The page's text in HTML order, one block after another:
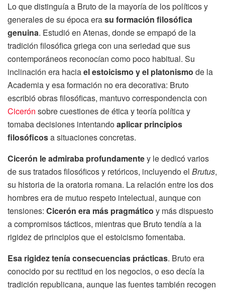
Lo que distinguía a Bruto de la mayoría de los políticos y
generales de su época erasu formación filosófica
genuina. Estudió en Atenas, donde se empapó de la
tradición filosófica griega con una seriedad que sus
contemporáneos reconocían como poco habitual. Su
inclinación era haciael estoicismo y el platonismo de la
Academia y esa formación no era decorativa: Bruto
escribió obras filosóficas, mantuvo correspondencia con
Cicerón sobre cuestiones de ética y teoría política y
tomaba decisiones intentandoaplicar principios
filosóficosa situaciones concretas.
Cicerón le admiraba profundamentey le dedicó varios
de sus tratados filosóficos y retóricos, incluyendo el Brutus,
su historia de la oratoria romana. La relación entre los dos
hombres era de mutuo respeto intelectual, aunque con
tensiones: Cicerón era más pragmático y más dispuesto
a compromisos tácticos, mientras que Bruto tendía a la
rigidez de principios que el estoicismo fomentaba.
Esa rigidez tenía consecuencias prácticas. Bruto era
conocido por su rectitud en los negocios, o eso decía la
tradición republicana, aunque las fuentes también recogen